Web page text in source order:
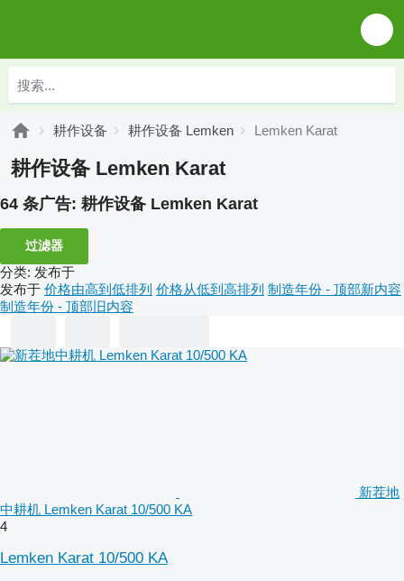
耕作设备 耕作设备 Lemken Lemken Karat
耕作设备 Lemken Karat
64 条广告: 耕作设备 Lemken Karat
过滤器
分类: 发布于
发布于 价格由高到低排列 价格从低到高排列 制造年份 - 顶部新内容
制造年份 - 顶部旧内容
新茬地
中耕机 Lemken Karat 10/500 KA
4
Lemken Karat 10/500 KA